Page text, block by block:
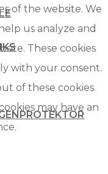
of the website. We
us analyze and
These cookies
with your consent.
of these cookies.
may have an